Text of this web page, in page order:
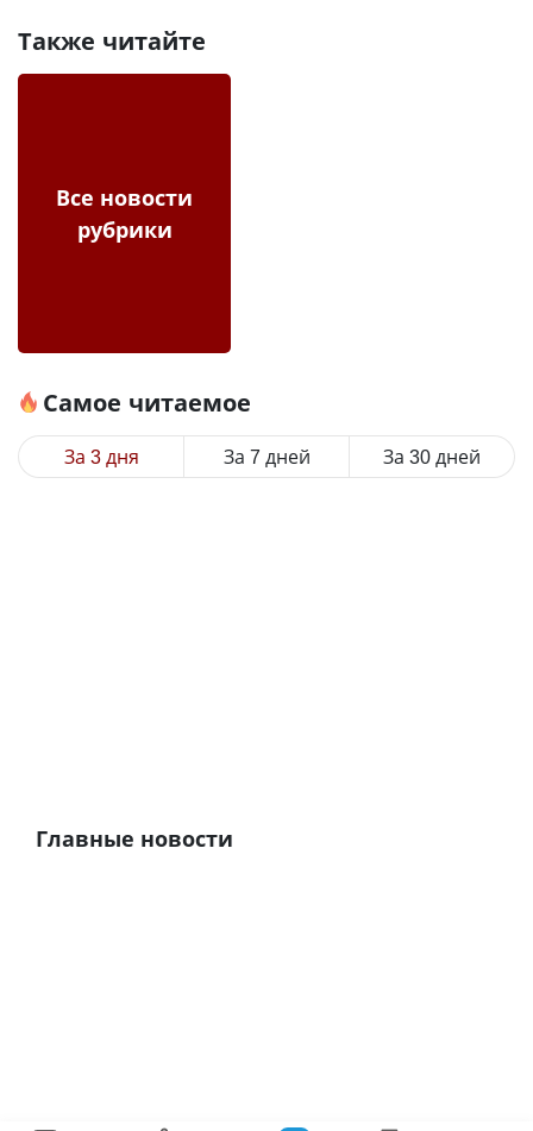
Также читайте
Все новости
рубрики
Самое читаемое
За 3 дня За 7 дней За 30 дней
Главные новости